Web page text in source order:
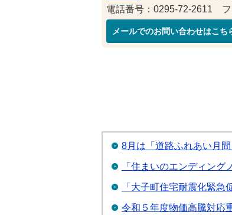
電話番号：0295-72-2611
メールでのお問い合わせはこち
8月は「道路ふれあい月
「住まいのエンディング
「大子町住宅耐震化緊
令和５年度物価高騰対応